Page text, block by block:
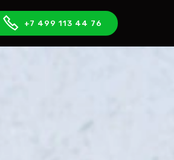
+7 499 113 44 76